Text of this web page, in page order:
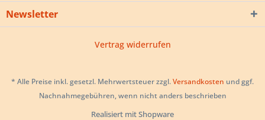
Newsletter
Vertrag widerrufen
* Alle Preise inkl. gesetzl. Mehrwertsteuer zzgl.Versandkosten und ggf.
Nachnahmegebühren, wenn nicht anders beschrieben
Realisiert mit Shopware